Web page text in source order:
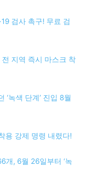
검사 촉구! 무료 검
지역 즉시 마스크 착
녹색 단계’ 진입 8월
용 강제 명령 내렸다!
, 6월 26일부터 ‘녹